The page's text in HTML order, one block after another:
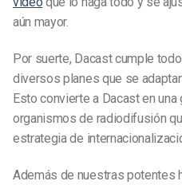
aún mayor.
Por suerte, Dacast cumple
diversos planes que se
Esto convierte a Dacast en una
organismos de radiodifusión
estrategia de
Además de nuestras potentes